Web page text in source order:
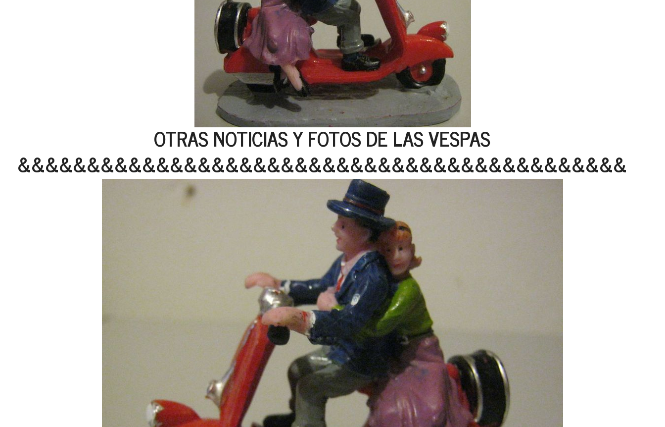
OTRAS NOTICIAS Y FOTOS DE LAS VESPAS
&&&&&&&&&&&&&&&&&&&&&&&&&&&&&&&&&&&&&&&&&&&&